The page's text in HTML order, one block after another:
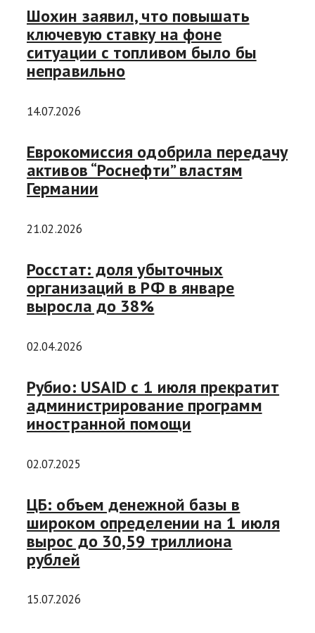
Шохин заявил, что повышать
ключевую ставку на фоне
ситуации с топливом было бы
неправильно
14.07.2026
Еврокомиссия одобрила передачу
активов “Роснефти” властям
Германии
21.02.2026
Росстат: доля убыточных
организаций в РФ в январе
выросла до 38%
02.04.2026
Рубио: USAID с 1 июля прекратит
администрирование программ
иностранной помощи
02.07.2025
ЦБ: объем денежной базы в
широком определении на 1 июля
вырос до 30,59 триллиона
рублей
15.07.2026